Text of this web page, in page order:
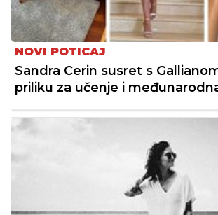
NOVI POTICAJ
Sandra Cerin susret s
priliku za učenje i